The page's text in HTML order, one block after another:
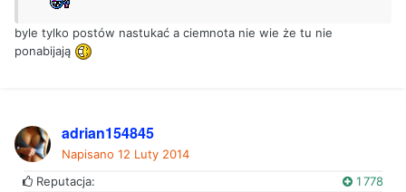
byle tylko postów nastukać a ciemnota nie wie że tu nie
ponabijają
adrian154845
Napisano 12 Luty 2014
Reputacja:
1 778